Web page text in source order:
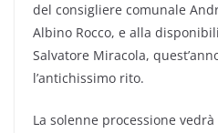
del consigliere comunale
Albino Rocco, e alla
Salvatore Miracola,
l’antichissimo rito.
La solenne processione